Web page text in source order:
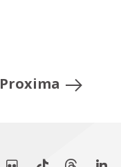
Proxima